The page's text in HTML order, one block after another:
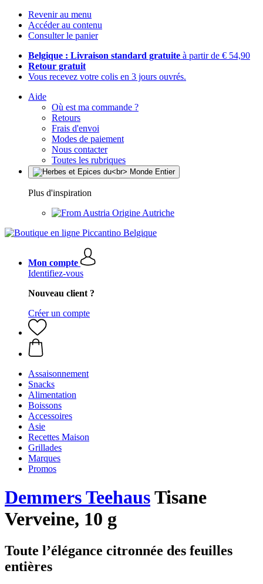
Revenir au menu
Accéder au contenu
Consulter le panier
Belgique : Livraison standard gratuite à partir de € 54,90
Retour gratuit
Vous recevez votre colis en 3 jours ouvrés.
Aide
Où est ma commande ?
Retours
Frais d'envoi
Modes de paiement
Nous contacter
Toutes les rubriques
Plus d'inspiration
Origine Autriche
Mon compte
Identifiez-vous
Nouveau client ?
Créer un compte
Assaisonnement
Snacks
Alimentation
Boissons
Accessoires
Asie
Recettes Maison
Grillades
Marques
Promos
Demmers TeehausTisane
Verveine, 10 g
Toute l’élégance citronnée des feuilles
entières